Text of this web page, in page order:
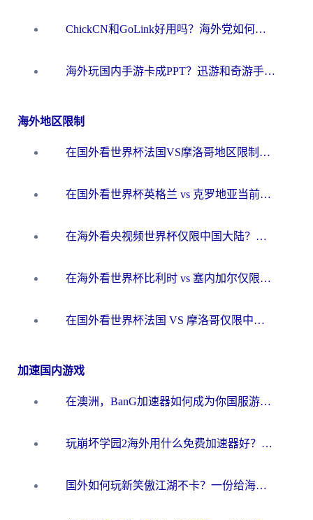
ChickCN和GoLink好用吗？海外党如何选对回国加速器
海外玩国内手游卡成PPT？迅游和奇游手游哪个好？一篇讲透回国加速器怎么选
海外地区限制
在国外看世界杯法国VS摩洛哥地区限制？这篇指南让你流畅看中文解说无压力
在国外看世界杯英格兰 vs 克罗地亚当前地区不可播放？这篇指南帮你搞定所有海外观赛难题
在海外看央视频世界杯仅限中国大陆？这篇指南帮你解锁中文解说+无卡顿直播
在海外看世界杯比利时 vs 塞内加尔仅限中国大陆？我找到了最流畅的中文解说之路
在国外看世界杯法国 VS 摩洛哥仅限中国大陆？海外党这样看中文解说赛事不卡顿
加速国内游戏
在澳洲，BanG加速器如何成为你国服游戏的“时光机”？
玩崩坏学园2海外用什么免费加速器好？2026海外党亲测国服游戏加速指南
国外如何玩新笑傲江湖不卡？一份给海外游子的终极网络指南